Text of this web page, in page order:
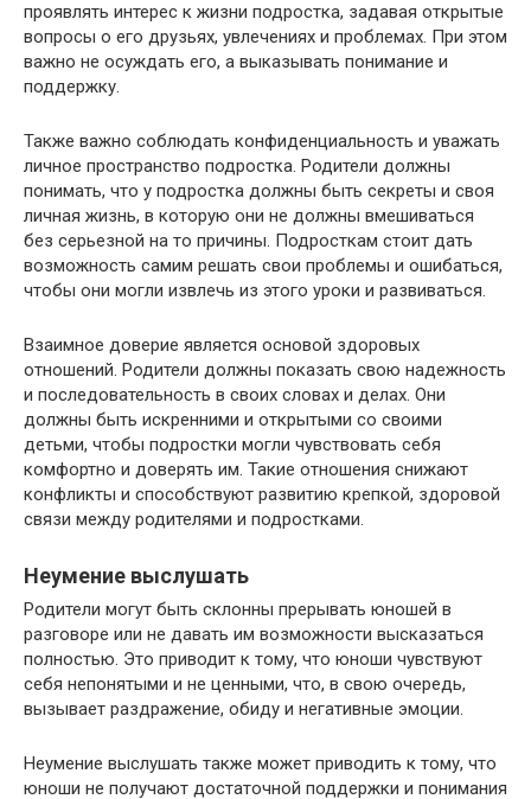
проявлять интерес к жизни подростка, задавая открытые
вопросы о его друзьях, увлечениях и проблемах. При этом
важно не осуждать его, а выказывать понимание и
поддержку.
Также важно соблюдать конфиденциальность и уважать
личное пространство подростка. Родители должны
понимать, что у подростка должны быть секреты и своя
личная жизнь, в которую они не должны вмешиваться
без серьезной на то причины. Подросткам стоит дать
возможность самим решать свои проблемы и ошибаться,
чтобы они могли извлечь из этого уроки и развиваться.
Взаимное доверие является основой здоровых
отношений. Родители должны показать свою надежность
и последовательность в своих словах и делах. Они
должны быть искренними и открытыми со своими
детьми, чтобы подростки могли чувствовать себя
комфортно и доверять им. Такие отношения снижают
конфликты и способствуют развитию крепкой, здоровой
связи между родителями и подростками.
Неумение выслушать
Родители могут быть склонны прерывать юношей в
разговоре или не давать им возможности высказаться
полностью. Это приводит к тому, что юноши чувствуют
себя непонятыми и не ценными, что, в свою очередь,
вызывает раздражение, обиду и негативные эмоции.
Неумение выслушать также может приводить к тому, что
юноши не получают достаточной поддержки и понимания